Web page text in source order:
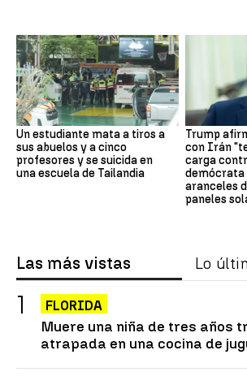
Un estudiante mata a tiros a
sus abuelos y a cinco
profesores y se suicida en
una escuela de Tailandia
Trump
con Irán
carga
demócrata
aranceles
paneles
Las más vistas Lo
FLORIDA
Muere una niña de tres años
atrapada en una cocina de